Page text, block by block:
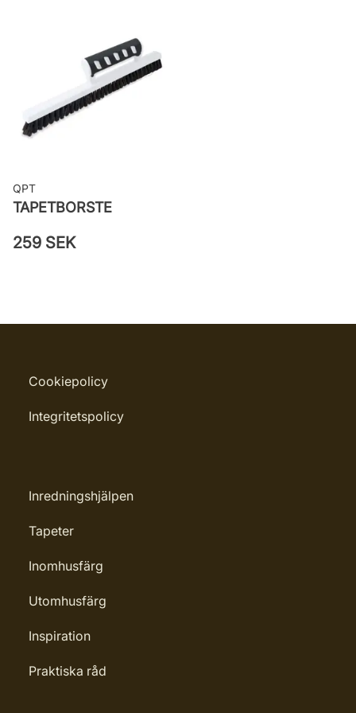
Leverantörens artikelnummer: 7584
QPT
TAPETBORSTE
259 SEK
Cookiepolicy
Integritetspolicy
Inredningshjälpen
Tapeter
Inomhusfärg
Utomhusfärg
Inspiration
Praktiska råd